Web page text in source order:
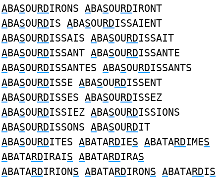
ABASOURDIRONS ABASOURDIRONT
ABASOURDIS ABASOURDISSAIENT
ABASOURDISSAIS ABASOURDISSAIT
ABASOURDISSANT ABASOURDISSANTE
ABASOURDISSANTES ABASOURDISSANTS
ABASOURDISSE ABASOURDISSENT
ABASOURDISSES ABASOURDISSEZ
ABASOURDISSIEZ ABASOURDISSIONS
ABASOURDISSONS ABASOURDIT
ABASOURDITES ABATARDIES ABATARDIMES
ABATARDIRAIS ABATARDIRAS
ABATARDIRIONS ABATARDIRONS ABATARDIS